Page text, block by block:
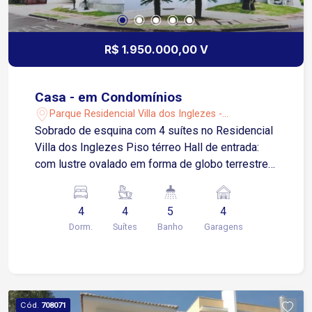
R$ 1.950.000,00 V
Casa - em Condomínios
Parque Residencial Villa dos Inglezes -
Sorocaba/SP
Sobrado de esquina com 4 suítes no Residencial
Villa dos Inglezes Piso térreo Hall de entrada:
com lustre ovalado em forma de globo terrestre
vidro sobre a porta de entrada e piso porcelanato.
Sala de estar: contígua ao hall de entrada com pé
direito duplo, piso em porcelanato, parede frontal
com pé direito duplo, piso porcelanato, escada
4
Dorm.
4
Suítes
5
Banho
4
Garagens
Cód. 708071